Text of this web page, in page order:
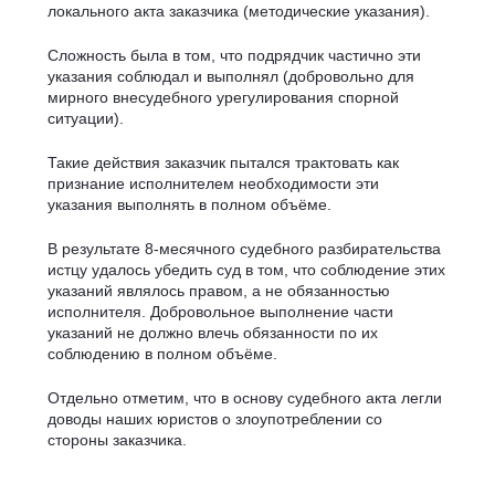
локального акта заказчика (методические указания).
Сложность была в том, что подрядчик частично эти
указания соблюдал и выполнял (добровольно для
мирного внесудебного урегулирования спорной
ситуации).
Такие действия заказчик пытался трактовать как
признание исполнителем необходимости эти
указания выполнять в полном объёме.
В результате 8-месячного судебного разбирательства
истцу удалось убедить суд в том, что соблюдение этих
указаний являлось правом, а не обязанностью
исполнителя. Добровольное выполнение части
указаний не должно влечь обязанности по их
соблюдению в полном объёме.
Отдельно отметим, что в основу судебного акта легли
доводы наших юристов о злоупотреблении со
стороны заказчика.